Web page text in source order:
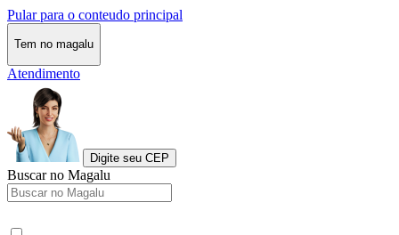
Pular para o conteudo principal
Tem no magalu
Atendimento
Digite seu CEP
Buscar no Magalu